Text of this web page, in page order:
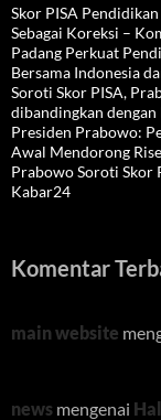
Skor PISA
Sebagai Koreksi –
Padang Perkuat
Bersama Indonesia
Soroti Skor PISA,
dibandingkan
Presiden Prabowo:
Awal Mendorong
Prabowo Soroti Skor
Kabar24
Komentar
main website
news mengenai